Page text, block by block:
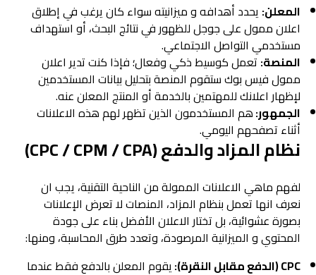
المعلن: يحدد أهدافه و ميزانيته سواء كان يرغب في إطلاق
اعلان ممول على جوجل للظهور في نتائج البحث، أو استهداف
مستخدمي التواصل الاجتماعي.
المنصة:تعمل كوسيط ذكي وفعال؛ فإذا كنت تدير اعلان
ممول فيس بوك ستقوم المنصة بتحليل بيانات المستخدمين
لإظهار اعلانك للمهتمين بالخدمة أو المنتج المعلن عنه.
الجمهور:هم المستخدمون الذين تظهر لهم هذه الاعلانات
أثناء تصفحهم اليومي.
نظام المزاد والدفع (CPC / CPM / CPA)
لفهم ماهي الاعلانات الممولة من الناحية التقنية، يجب ان
نعرف انها تعمل بنظام المزاد، المنصات لا تعرض الإعلانات
بصورة عشوائية، بل تختار الاعلان الأفضل بناء على جودة
المحتوي و الميزانية المرصودة، وتعدد طرق المحاسبة، ومنها:
CPC (الدفع مقابل النقرة):
يقوم المعلن بالدفع فقط عندما